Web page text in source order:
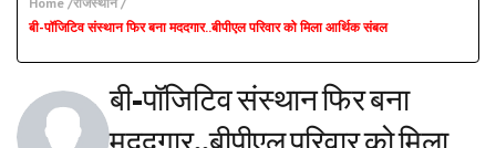
बी-पॉजिटिव संस्थान फिर बना मददगार..बीपीएल परिवार को मिला आर्थिक संबल
बी-पॉजिटिव संस्थान फिर बना